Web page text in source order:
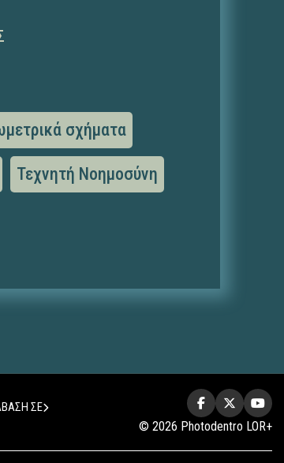
σχήματα
Τεχνητή Νοημοσύνη
ΣΕ
© 2026 Photodentro LOR+